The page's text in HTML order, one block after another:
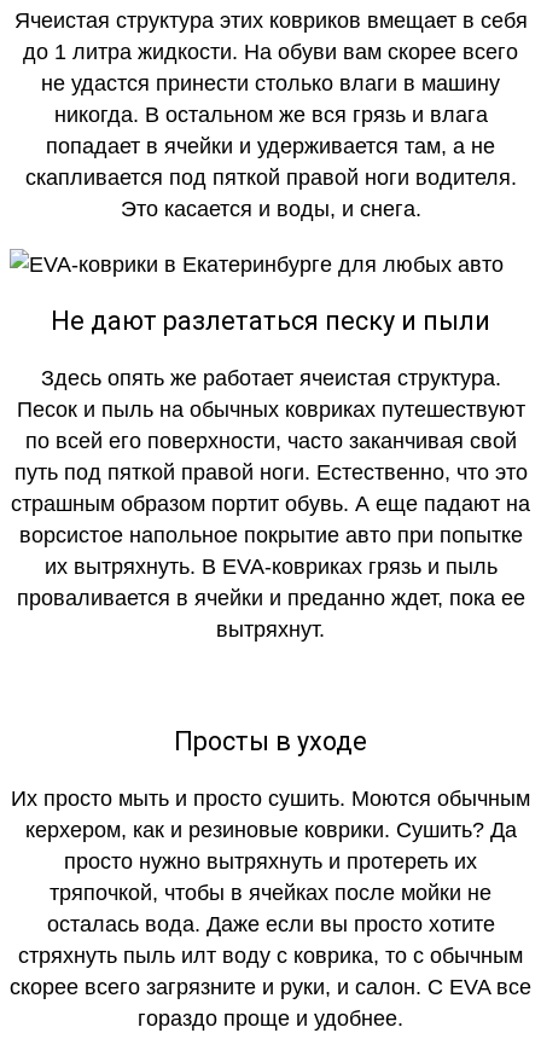
Ячеистая структура этих ковриков вмещает в себя
до 1 литра жидкости. На обуви вам скорее всего
не удастся принести столько влаги в машину
никогда. В остальном же вся грязь и влага
попадает в ячейки и удерживается там, а не
скапливается под пяткой правой ноги водителя.
Это касается и воды, и снега.
Не дают разлетаться песку и пыли
Здесь опять же работает ячеистая структура.
Песок и пыль на обычных ковриках путешествуют
по всей его поверхности, часто заканчивая свой
путь под пяткой правой ноги. Естественно, что это
страшным образом портит обувь. А еще падают на
ворсистое напольное покрытие авто при попытке
их вытряхнуть. В EVA-ковриках грязь и пыль
проваливается в ячейки и преданно ждет, пока ее
вытряхнут.
Просты в уходе
Их просто мыть и просто сушить. Моются обычным
керхером, как и резиновые коврики. Сушить? Да
просто нужно вытряхнуть и протереть их
тряпочкой, чтобы в ячейках после мойки не
осталась вода. Даже если вы просто хотите
стряхнуть пыль илт воду с коврика, то с обычным
скорее всего загрязните и руки, и салон. С EVA все
гораздо проще и удобнее.